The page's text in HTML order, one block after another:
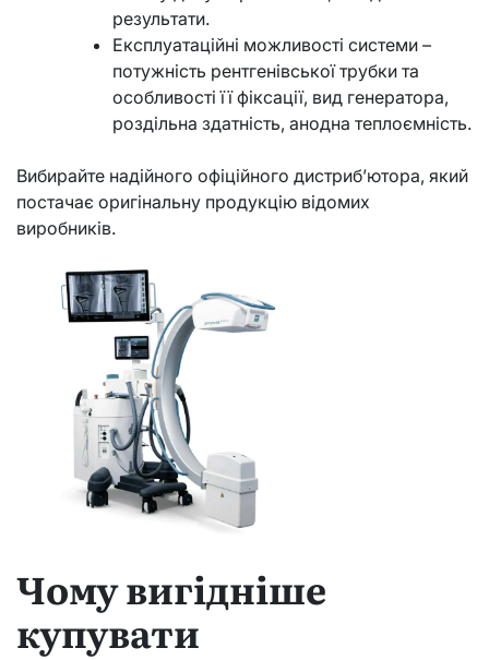
результати.
Експлуатаційні можливості системи –
потужність рентгенівської трубки та
особливості її фіксації, вид генератора,
роздільна здатність, анодна теплоємність.
Вибирайте надійного офіційного дистриб’ютора, який
постачає оригінальну продукцію відомих
виробників.
Чому вигідніше
купувати